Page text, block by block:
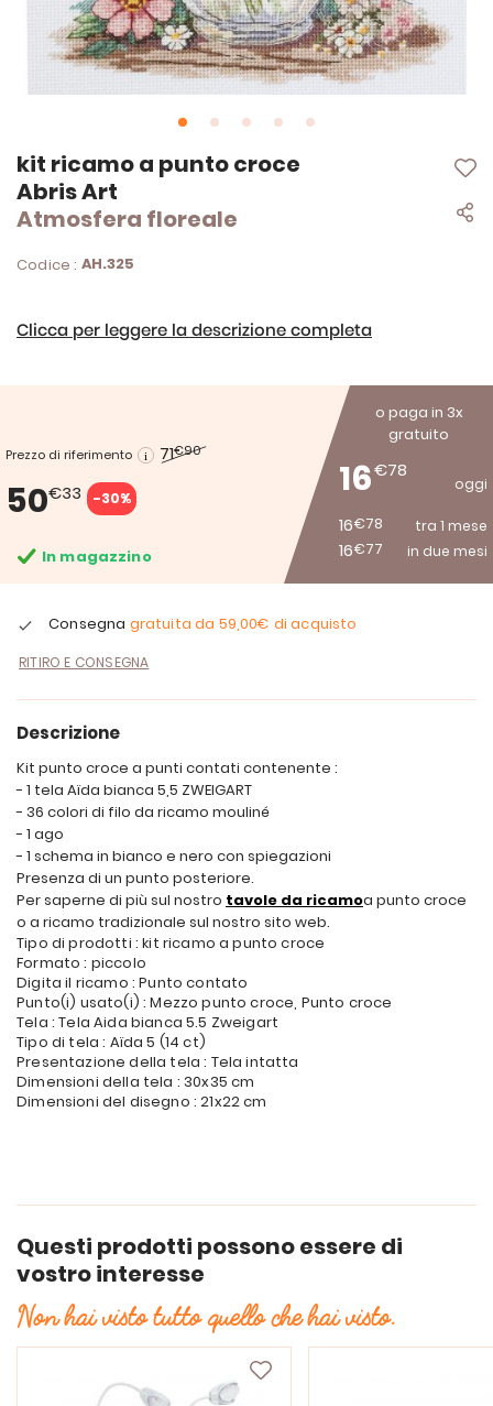
kit ricamo a punto croce
Abris Art
Atmosfera floreale
Codice : AH.325
Clicca per leggere la descrizione completa
Prezzo di riferimento 71€90
50€33 -30%
o paga in 3x
gratuito
16€78
oggi
16€78 tra 1 mese
16€77 in due mesi
In magazzino
Consegna gratuita da 59,00€ di acquisto
RITIRO E CONSEGNA
Vai
all'inizio
della
galleria
immagini
Descrizione
Kit punto croce a punti contati contenente :
- 1 tela Aïda bianca 5,5 ZWEIGART
- 36 colori di filo da ricamo mouliné
- 1 ago
- 1 schema in bianco e nero con spiegazioni
Presenza di un punto posteriore.
Per saperne di più sul nostro tavole da ricamoa punto croce
o a ricamo tradizionale sul nostro sito web.
Tipo di prodotti : kit ricamo a punto croce
Formato : piccolo
Digita il ricamo : Punto contato
Punto(i) usato(i) : Mezzo punto croce, Punto croce
Tela : Tela Aida bianca 5.5 Zweigart
Tipo di tela : Aïda 5 (14 ct)
Presentazione della tela : Tela intatta
Dimensioni della tela : 30x35 cm
Dimensioni del disegno : 21x22 cm
Questi prodotti possono essere di
vostro interesse
Non hai visto tutto quello che hai visto.